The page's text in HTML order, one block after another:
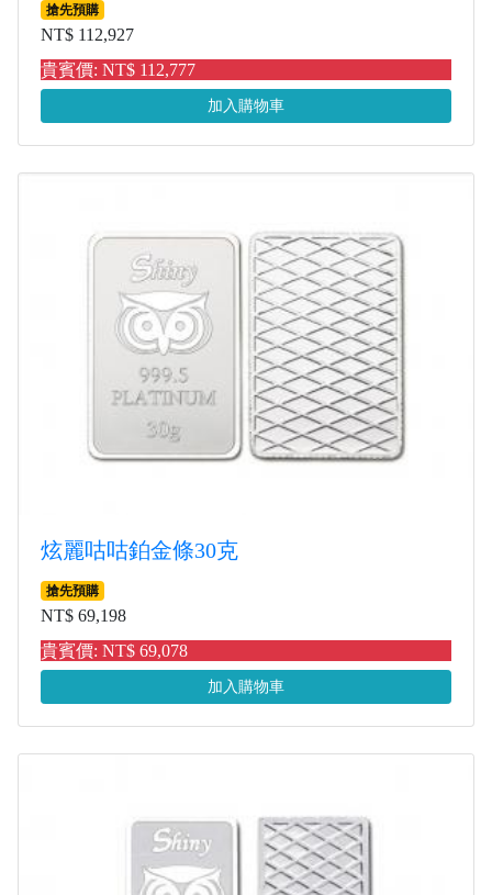
搶先預購
NT$ 112,927
貴賓價: NT$ 112,777
加入購物車
炫麗咕咕鉑金條30克
搶先預購
NT$ 69,198
貴賓價: NT$ 69,078
加入購物車